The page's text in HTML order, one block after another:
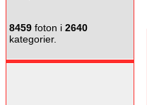
8459 foton i 2640
kategorier.